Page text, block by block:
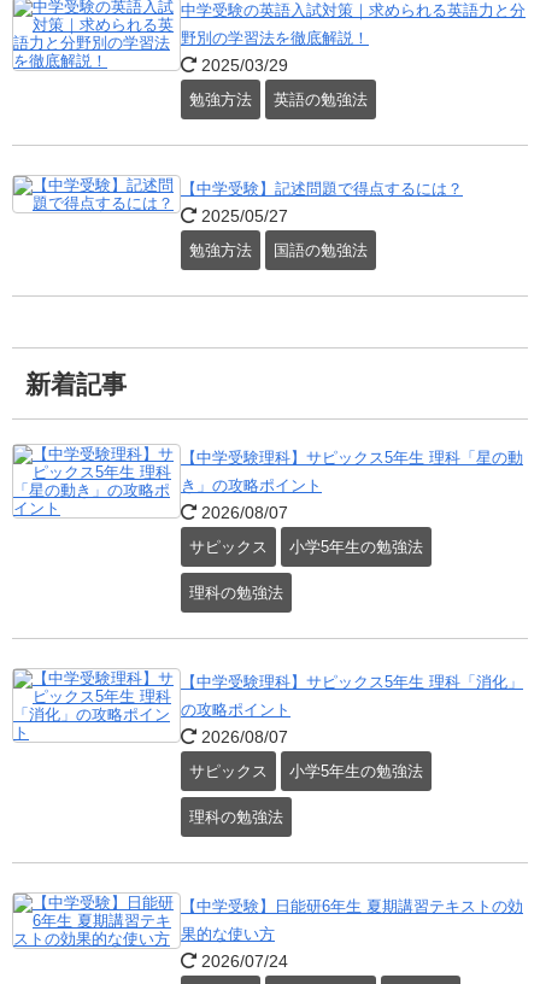
中学受験の英語入試対策｜求められる英語力と分
野別の学習法を徹底解説！
2025/03/29
勉強方法 英語の勉強法
【中学受験】記述問題で得点するには？
2025/05/27
勉強方法 国語の勉強法
新着記事
【中学受験理科】サピックス5年生 理科「星の動
き」の攻略ポイント
2026/08/07
サピックス 小学5年生の勉強法
理科の勉強法
【中学受験理科】サピックス5年生 理科「消化」
の攻略ポイント
2026/08/07
サピックス 小学5年生の勉強法
理科の勉強法
【中学受験】日能研6年生 夏期講習テキストの効
果的な使い方
2026/07/24